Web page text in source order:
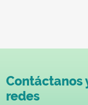
Contáctanos
redes